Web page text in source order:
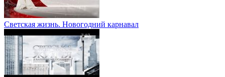
Светская жизнь. Новогодний карнавал